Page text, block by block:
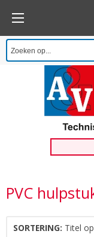
PVC
SORTERING: Titel